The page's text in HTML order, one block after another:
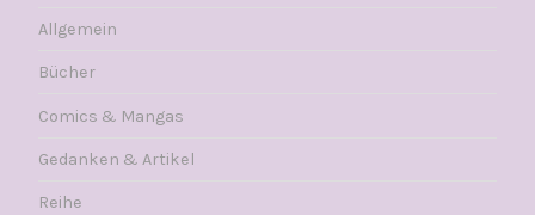
Allgemein
Bücher
Comics & Mangas
Gedanken & Artikel
Reihe